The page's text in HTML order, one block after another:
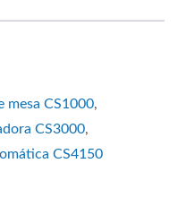
mesa CS1000,
CS3000,
CS4150